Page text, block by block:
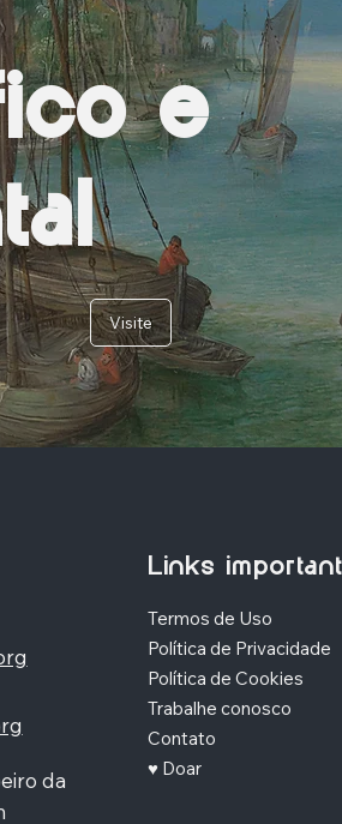
e
Visite
da
Links
Termos de Uso
Política de Privacidade
Política de Cookies
Trabalhe conosco
Contato
♥ Doar